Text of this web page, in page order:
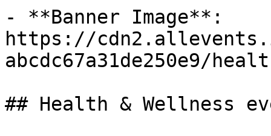
- **Banner Image**:
https://
abcdc67a31de250e9/
## Health & Wellness